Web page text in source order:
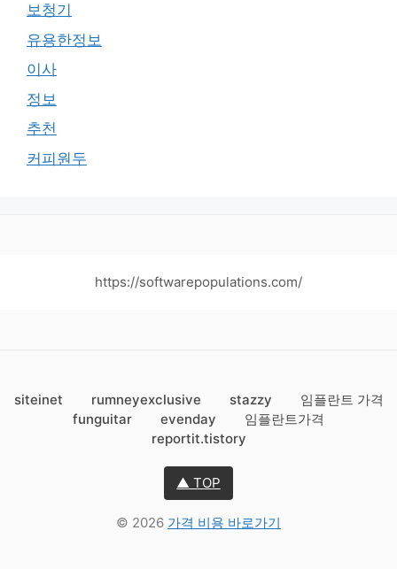
보청기
유용한정보
이사
정보
추천
커피원두
https://softwarepopulations.com/
siteinet rumneyexclusive stazzy
임플란트 가격
funguitar
evenday
임플란트가격
reportit.tistory
▲ TOP
© 2026 가격 비용 바로가기